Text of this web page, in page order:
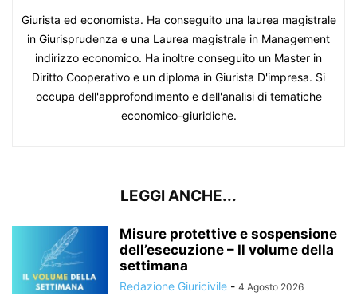
Giurista ed economista. Ha conseguito una laurea magistrale
in Giurisprudenza e una Laurea magistrale in Management
indirizzo economico. Ha inoltre conseguito un Master in
Diritto Cooperativo e un diploma in Giurista D'impresa. Si
occupa dell'approfondimento e dell'analisi di tematiche
economico-giuridiche.
LEGGI ANCHE...
Misure protettive e sospensione
dell’esecuzione – Il volume della
settimana
Redazione Giuricivile - 4 Agosto 2026